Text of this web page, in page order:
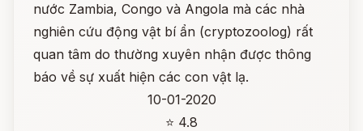
nước Zambia, Congo và Angola mà các nhà
nghiên cứu động vật bí ẩn (cryptozoolog) rất
quan tâm do thường xuyên nhận được thông
báo về sự xuất hiện các con vật lạ.
10-01-2020
⭐ 4.8